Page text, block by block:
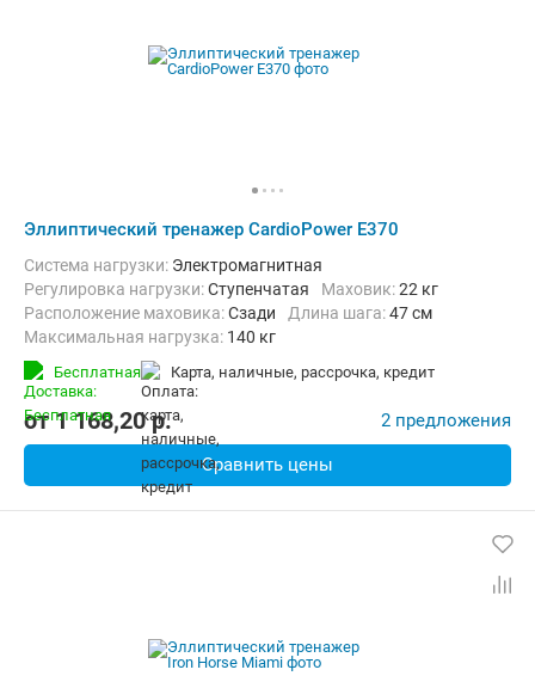
Эллиптический тренажер CardioPower E370
Система нагрузки: Электромагнитная
Регулировка нагрузки:Ступенчатая Маховик:22 кг
Расположение маховика:Сзади Длина шага:47 см
Максимальная нагрузка: 140 кг
Бесплатная карта, наличные, рассрочка, кредит
от1 168,20p. 2 предложения
Сравнить цены